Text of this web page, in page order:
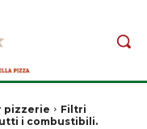
pizzerie
Filtri
i combustibili.